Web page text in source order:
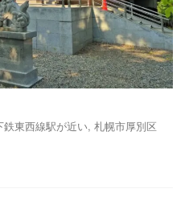
鉄東西線駅が近い, 札幌市厚別区